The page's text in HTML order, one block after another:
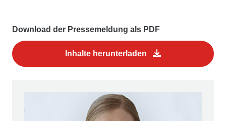
Download der Pressemeldung als PDF
Inhalte herunterladen